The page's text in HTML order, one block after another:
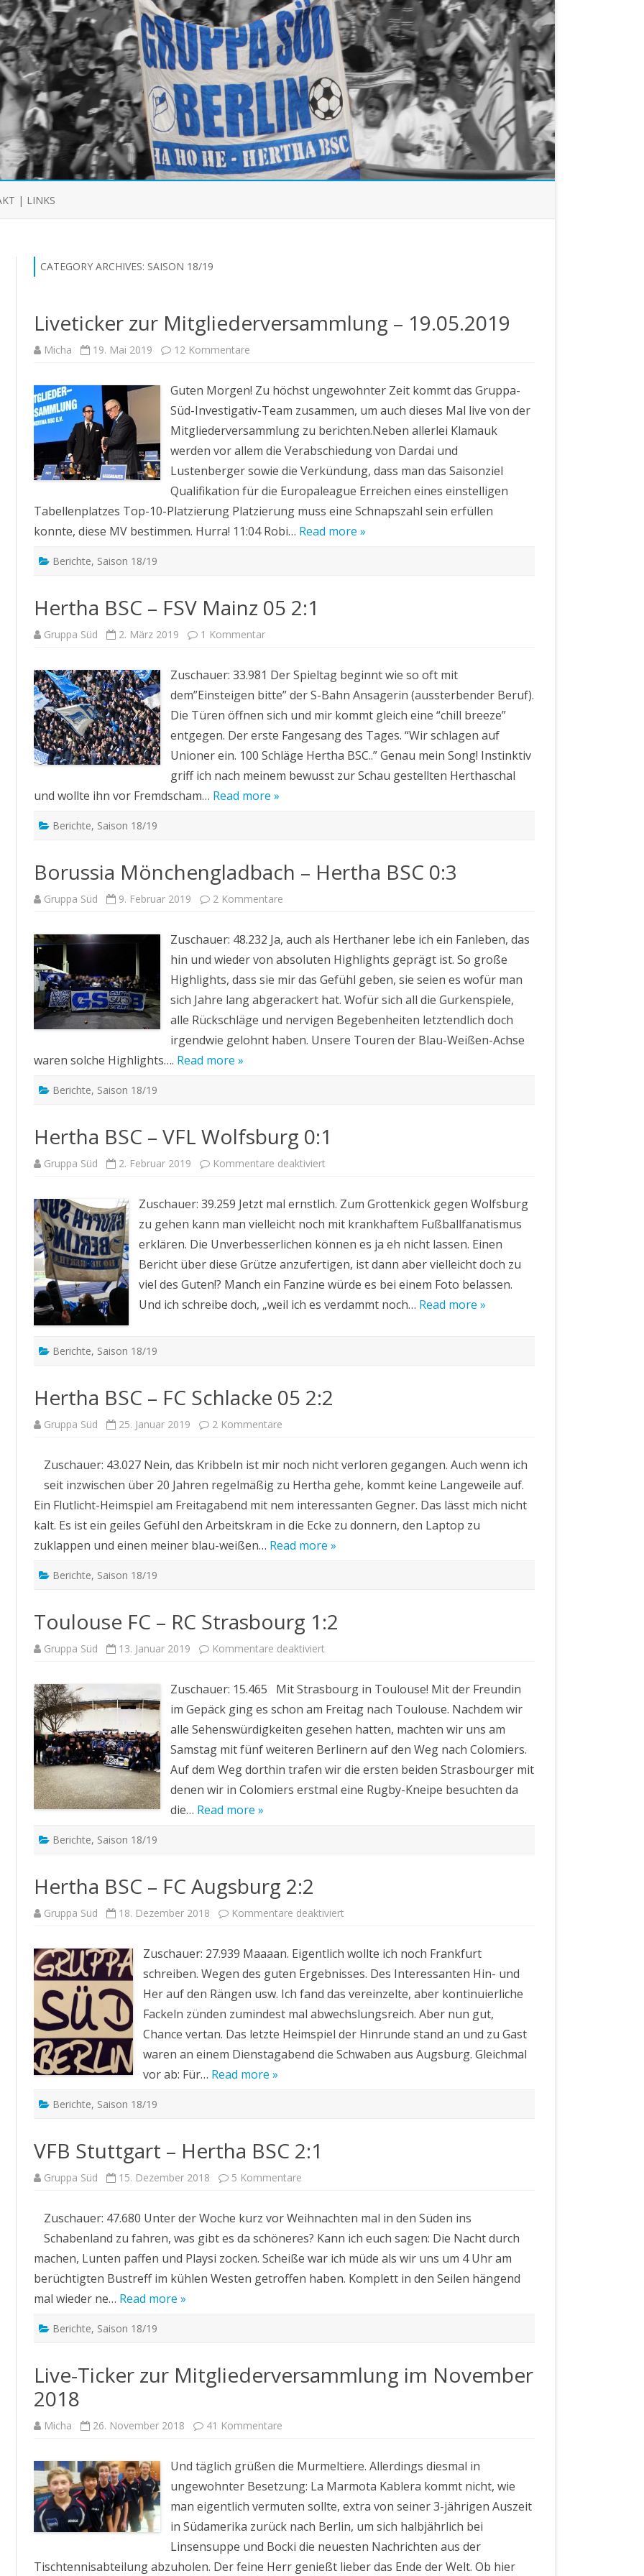
| LINKS
CATEGORY ARCHIVES: SAISON 18/19
Liveticker zur Mitgliederversammlung – 19.05.2019
Micha 19. Mai 2019 12 Kommentare
–
19.05.2019
Guten Morgen! Zu höchst ungewohnter Zeit kommt das Gruppa-
Süd-Investigativ-Team zusammen, um auch dieses Mal live von der
Mitgliederversammlung zu berichten.Neben allerlei Klamauk
werden vor allem die Verabschiedung von Dardai und
Lustenberger sowie die Verkündung, dass man das Saisonziel
Qualifikation für die Europaleague Erreichen eines einstelligen
Tabellenplatzes Top-10-Platzierung Platzierung muss eine Schnapszahl sein erfüllen
konnte, diese MV bestimmen. Hurra! 11:04 Robi… Read more »
Berichte, Saison 18/19
Hertha BSC – FSV Mainz 05 2:1
Gruppa Süd 2. März 2019 1 Kommentarzu
FSV
Mainz
05
2:1
Zuschauer: 33.981 Der Spieltag beginnt wie so oft mit
dem”Einsteigen bitte” der S-Bahn Ansagerin (aussterbender Beruf).
Die Türen öffnen sich und mir kommt gleich eine “chill breeze”
entgegen. Der erste Fangesang des Tages. “Wir schlagen auf
Unioner ein. 100 Schläge Hertha BSC..” Genau mein Song! Instinktiv
griff ich nach meinem bewusst zur Schau gestellten Herthaschal
und wollte ihn vor Fremdscham… Read more »
Berichte, Saison 18/19
Borussia Mönchengladbach – Hertha BSC 0:3
Gruppa Süd 9. Februar 2019 2 Kommentare
Hertha
BSC
0:3
Zuschauer: 48.232 Ja, auch als Herthaner lebe ich ein Fanleben, das
hin und wieder von absoluten Highlights geprägt ist. So große
Highlights, dass sie mir das Gefühl geben, sie seien es wofür man
sich Jahre lang abgerackert hat. Wofür sich all die Gurkenspiele,
alle Rückschläge und nervigen Begebenheiten letztendlich doch
irgendwie gelohnt haben. Unsere Touren der Blau-Weißen-Achse
waren solche Highlights…. Read more »
Berichte, Saison 18/19
Hertha BSC – VFL Wolfsburg 0:1
Gruppa Süd 2. Februar 2019 Kommentare deaktiviert
VFL
Wolfsburg
0:1
Zuschauer: 39.259 Jetzt mal ernstlich. Zum Grottenkick gegen Wolfsburg
zu gehen kann man vielleicht noch mit krankhaftem Fußballfanatismus
erklären. Die Unverbesserlichen können es ja eh nicht lassen. Einen
Bericht über diese Grütze anzufertigen, ist dann aber vielleicht doch zu
viel des Guten!? Manch ein Fanzine würde es bei einem Foto belassen.
Und ich schreibe doch, „weil ich es verdammt noch… Read more »
Berichte, Saison 18/19
Hertha BSC – FC Schlacke 05 2:2
Gruppa Süd 25. Januar 2019 2 Kommentare
FC
Schlacke
05
2:2
Zuschauer: 43.027 Nein, das Kribbeln ist mir noch nicht verloren gegangen. Auch wenn ich
seit inzwischen über 20 Jahren regelmäßig zu Hertha gehe, kommt keine Langeweile auf.
Ein Flutlicht-Heimspiel am Freitagabend mit nem interessanten Gegner. Das lässt mich nicht
kalt. Es ist ein geiles Gefühl den Arbeitskram in die Ecke zu donnern, den Laptop zu
zuklappen und einen meiner blau-weißen… Read more »
Berichte, Saison 18/19
Toulouse FC – RC Strasbourg 1:2
Gruppa Süd 13. Januar 2019 Kommentare deaktiviert
RC
Strasbourg
1:2
Zuschauer: 15.465 Mit Strasbourg in Toulouse! Mit der Freundin
im Gepäck ging es schon am Freitag nach Toulouse. Nachdem wir
alle Sehenswürdigkeiten gesehen hatten, machten wir uns am
Samstag mit fünf weiteren Berlinern auf den Weg nach Colomiers.
Auf dem Weg dorthin trafen wir die ersten beiden Strasbourger mit
denen wir in Colomiers erstmal eine Rugby-Kneipe besuchten da
die… Read more »
Berichte, Saison 18/19
Hertha BSC – FC Augsburg 2:2
Gruppa Süd 18. Dezember 2018 Kommentare deaktiviert
FC
Augsburg
2:2
Zuschauer: 27.939 Maaaan. Eigentlich wollte ich noch Frankfurt
schreiben. Wegen des guten Ergebnisses. Des Interessanten Hin- und
Her auf den Rängen usw. Ich fand das vereinzelte, aber kontinuierliche
Fackeln zünden zumindest mal abwechslungsreich. Aber nun gut,
Chance vertan. Das letzte Heimspiel der Hinrunde stand an und zu Gast
waren an einem Dienstagabend die Schwaben aus Augsburg. Gleichmal
vor ab: Für… Read more »
Berichte, Saison 18/19
VFB Stuttgart – Hertha BSC 2:1
Gruppa Süd 15. Dezember 2018 5 Kommentare
Hertha
BSC
2:1
Zuschauer: 47.680 Unter der Woche kurz vor Weihnachten mal in den Süden ins
Schabenland zu fahren, was gibt es da schöneres? Kann ich euch sagen: Die Nacht durch
machen, Lunten paffen und Playsi zocken. Scheiße war ich müde als wir uns um 4 Uhr am
berüchtigten Bustreff im kühlen Westen getroffen haben. Komplett in den Seilen hängend
mal wieder ne… Read more »
Berichte, Saison 18/19
Live-Ticker zur Mitgliederversammlung im November
2018
Micha 26. November 2018 41 Kommentare
Mitgliederversammlung
im
November
2018
Und täglich grüßen die Murmeltiere. Allerdings diesmal in
ungewohnter Besetzung: La Marmota Kablera kommt nicht, wie
man eigentlich vermuten sollte, extra von seiner 3-jährigen Auszeit
in Südamerika zurück nach Berlin, um sich halbjährlich bei
Linsensuppe und Bocki die neuesten Nachrichten aus der
Tischtennisabteilung abzuholen. Der feine Herr genießt lieber das Ende der Welt. Ob hier